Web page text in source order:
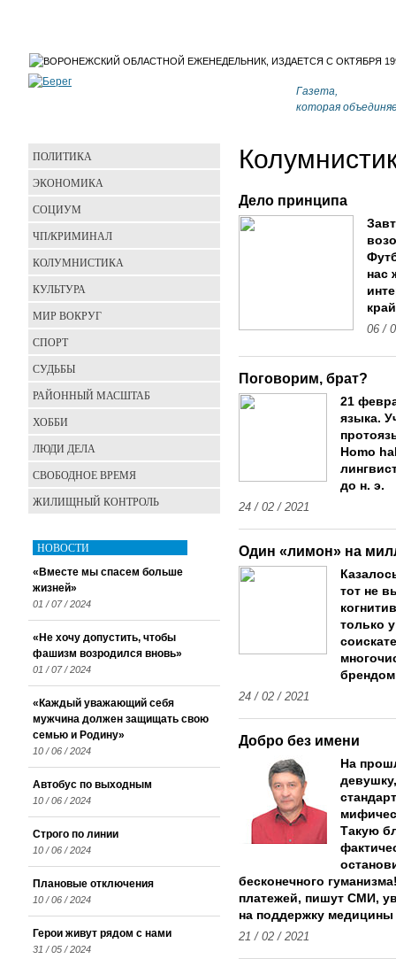
Газета,
которая
Дело принципа
нас
06 /
Поговорим, брат?
21
языка.
Homo
до н. э.
24 / 02 / 2021
Один «лимон» на
тот не
только
24 / 02 / 2021
Добро без имени
На
Такую
бесконечного
платежей, пишут СМИ,
на поддержку медицины
21 / 02 / 2021
ПОЛИТИКА
ЭКОНОМИКА
СОЦИУМ
ЧП/КРИМИНАЛ
КОЛУМНИСТИКА
КУЛЬТУРА
МИР ВОКРУГ
СПОРТ
СУДЬБЫ
РАЙОННЫЙ МАСШТАБ
ХОББИ
ЛЮДИ ДЕЛА
СВОБОДНОЕ ВРЕМЯ
ЖИЛИЩНЫЙ КОНТРОЛЬ
НОВОСТИ
«Вместе мы спасем больше
жизней»
01 / 07 / 2024
«Не хочу допустить, чтобы
фашизм возродился вновь»
01 / 07 / 2024
«Каждый уважающий себя
мужчина должен защищать свою
семью и Родину»
10 / 06 / 2024
Автобус по выходным
10 / 06 / 2024
Строго по линии
10 / 06 / 2024
Плановые отключения
10 / 06 / 2024
Герои живут рядом с нами
31 / 05 / 2024